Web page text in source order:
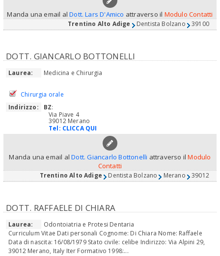
Manda una email alDott. Lars D'Amico attraverso il Modulo Contatti
Trentino Alto Adige Dentista Bolzano 39100
DOTT. GIANCARLO BOTTONELLI
Laurea: Medicina e Chirurgia
Chirurgia orale
Indirizzo:
BZ:
Via Piave 4
39012 Merano
Tel: CLICCA QUI
Manda una email alDott. Giancarlo Bottonelli attraverso ilModulo
Contatti
Trentino Alto Adige Dentista Bolzano Merano 39012
DOTT. RAFFAELE DI CHIARA
Laurea:
Odontoiatria e Protesi Dentaria
Curriculum Vitae Dati personali Cognome: Di Chiara Nome: Raffaele
Data di nascita: 16/08/1979 Stato civile: celibe Indirizzo: Via Alpini 29,
39012 Merano, Italy Iter Formativo 1998:...